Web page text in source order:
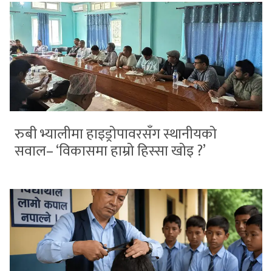
रुबी भ्यालीमा हाइड्रोपावरसँग स्थानीयको
सवाल– ‘विकासमा हाम्रो हिस्सा खोइ ?’